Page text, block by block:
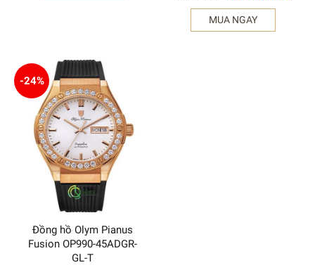
MUA NGAY
-24%
Đồng hồ Olym Pianus
Fusion OP990-45ADGR-
GL-T